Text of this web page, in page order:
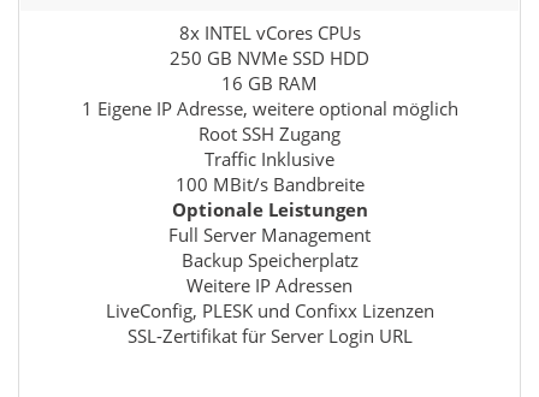
8x INTEL vCores CPUs
250 GB NVMe SSD HDD
16 GB RAM
1 Eigene IP Adresse, weitere optional möglich
Root SSH Zugang
Traffic Inklusive
100 MBit/s Bandbreite
Optionale Leistungen
Full Server Management
Backup Speicherplatz
Weitere IP Adressen
LiveConfig, PLESK und Confixx Lizenzen
SSL-Zertifikat für Server Login URL